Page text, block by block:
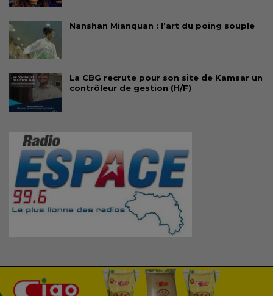
Nanshan Mianquan : l’art du poing souple
La CBG recrute pour son site de Kamsar un
contrôleur de gestion (H/F)